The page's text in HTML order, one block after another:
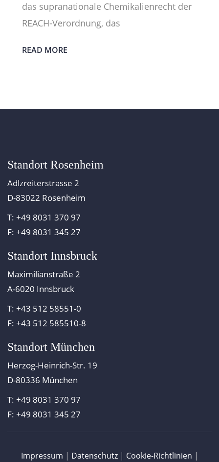
das supranationale Chemikalienrecht der
REACH-Verordnung, das
READ MORE
Standort Rosenheim
Adlzreiterstrasse 2
D-83022 Rosenheim
T: +49 8031 370 97
F: +49 8031 345 27
Standort Innsbruck
Maximilianstraße 2
A-6020 Innsbruck
T: +43 512 58551-0
F: +43 512 585510-8
Standort München
Herzog-Heinrich-Str. 19
D-80336 München
T: +49 8031 370 97
F: +49 8031 345 27
Impressum | Datenschutz| Cookie-Richtlinien |